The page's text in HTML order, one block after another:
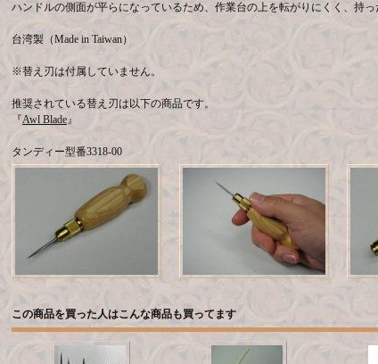
ハンドルの側面が平らになっているため、作業台の上を転がりにくく、持
台湾製（Made in Taiwan）
※替え刃は付属していません。
推奨されている替え刃は以下の商品です。
『Awl Blade』
タンディー型番3318-00
この商品を買った人はこんな商品も買ってます